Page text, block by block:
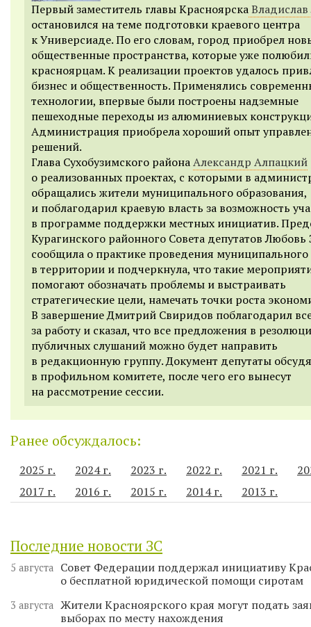
Первый заместитель главы Красноярска
остановился на теме подготовки краевого центра
к Универсиаде. По его словам, город приобрел
общественные пространства, которые уже
красноярцам. К реализации проектов удалось
бизнес и общественность. Применялись
технологии, впервые были построены надземные
пешеходные переходы из алюминиевых
Администрация приобрела хороший опыт
решений.
Глава Сухобузимского районаАлександр Алпацкий
о реализованных проектах, с которыми в
обращались жители муниципального образования,
и поблагодарил краевую власть за возможность
в программе поддержки местных инициатив.
Курагинского районного Совета депутатов Любовь
сообщила о практике проведения
в территории и подчеркнула, что такие
помогают обозначать проблемы и выстраивать
стратегические цели, намечать точки роста
В завершение Дмитрий Свиридов поблагодарил
за работу и сказал, что все предложения в
публичных слушаний можно будет направить
в редакционную группу. Документ депутаты
в профильном комитете, после чего его вынесут
на рассмотрение сессии.
Ранее обсуждалось:
2025 г. 2024 г. 2023 г. 2022 г. 2021 г.
2017 г.
2016 г. 2015 г. 2014 г. 2013 г.
Последние новости ЗС
5 августа
Совет Федерации поддержал инициативу
о бесплатной юридической помощи сиротам
3 августа Жители Красноярского края могут подать
выборах по месту нахождения